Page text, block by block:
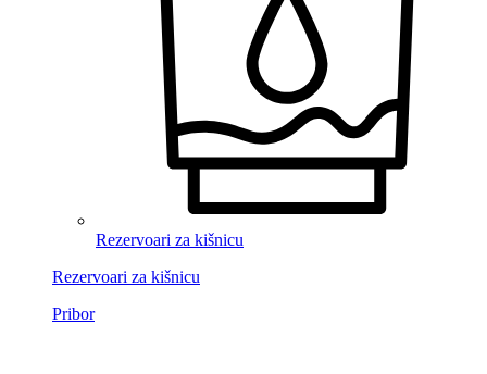
Rezervoari za kišnicu
Rezervoari za kišnicu
Pribor